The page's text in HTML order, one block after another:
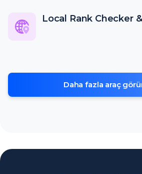
Local Rank Checker
Daha fazla araç